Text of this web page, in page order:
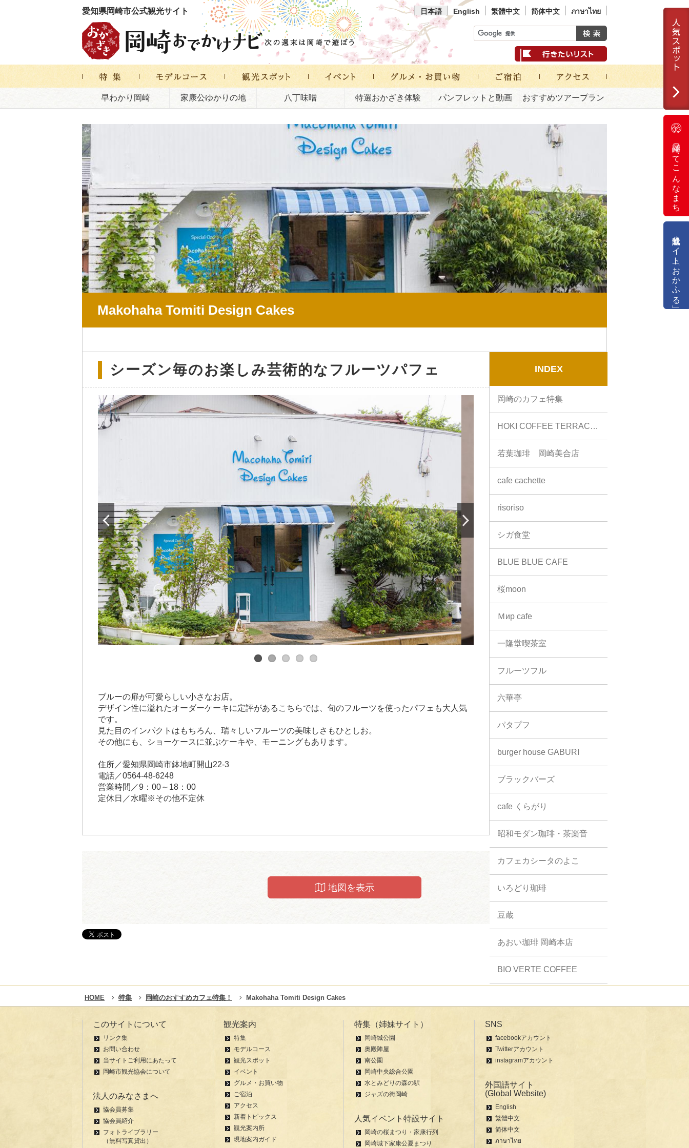
愛知県岡崎市公式観光サイト 日本語 English 繁體中文 简体中文 ภาษาไทย
早わかり岡崎 家康公ゆかりの地 八丁味噌 特選おかざき体験 パンフレットと動画 おすすめツアープラン
岡崎ってこんなまち
公式通販サイト「おかふる」
Makohaha Tomiti Design Cakes
シーズン毎のお楽しみ芸術的なフルーツパフェ
ブルーの扉が可愛らしい小さなお店。
デザイン性に溢れたオーダーケーキに定評があるこちらでは、旬のフルーツを使ったパフェも大人気
です。
見た目のインパクトはもちろん、瑞々しいフルーツの美味しさもひとしお。
その他にも、ショーケースに並ぶケーキや、モーニングもあります。
住所／愛知県岡崎市鉢地町開山22-3
電話／0564-48-6248
営業時間／9：00～18：00
定休日／水曜※その他不定休
INDEX
岡崎のカフェ特集
HOKI COFFEE TERRACE…
若葉珈琲 岡崎美合店
cafe cachette
risoriso
シガ食堂
BLUE BLUE CAFE
桜moon
Ｍиp cafe
一隆堂喫茶室
フルーツフル
六華亭
パタプフ
burger house GABURI
ブラックバーズ
cafe くらがり
昭和モダン珈琲・茶楽音
カフェカシータのよこ
いろどり珈琲
豆蔵
あおい珈琲 岡崎本店
BIO VERTE COFFEE
Makohaha Tomiti Des…
コジマトペ
Pie Chefs Kitchen H…
特集一覧へ
地図を表示
HOME 特集 岡崎のおすすめカフェ特集！ Makohaha Tomiti Design Cakes
このサイトについて
リンク集
お問い合わせ
当サイトご利用にあたって
岡崎市観光協会について
法人のみなさまへ
協会員募集
協会員紹介
フォトライブラリー
（無料写真貸出）
観光案内
特集
モデルコース
観光スポット
イベント
グルメ・お買い物
ご宿泊
アクセス
新着トピックス
観光案内所
現地案内ガイド
特集（姉妹サイト）
岡崎城公園
奥殿陣屋
南公園
岡崎中央総合公園
水とみどりの森の駅
ジャズの街岡崎
人気イベント特設サイト
岡崎の桜まつり・家康行列
岡崎城下家康公夏まつり
SNS
facebookアカウント
Twitterアカウント
instagramアカウント
外国語サイト
(Global Website)
English
繁體中文
简体中文
ภาษาไทย